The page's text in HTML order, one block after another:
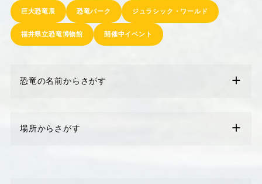
巨大恐竜展 恐竜パーク ジュラシック・ワールド
福井県立恐竜博物館 開催中イベント
恐竜の名前からさがす
場所からさがす